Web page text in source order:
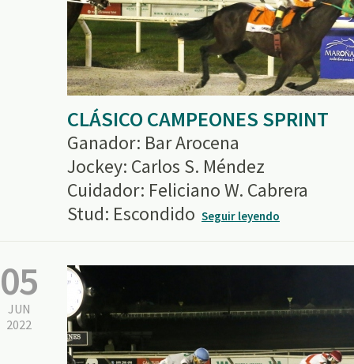
CLÁSICO CAMPEONES SPRINT
Ganador: Bar Arocena
Jockey: Carlos S. Méndez
Cuidador: Feliciano W. Cabrera
Stud: Escondido Seguir leyendo
05
JUN
2022